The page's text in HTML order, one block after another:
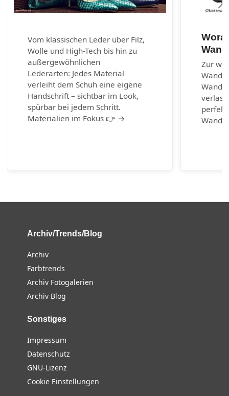
Vom klassischen Leder über Filz,
Wolle und High-Tech bis hin zu
außergewöhnlichen
Lederarten: Jedes Material
verleiht dem Schuh eine eigene
Handschrift – sichtbar im Look,
spürbar bei jedem Schritt.
Materialien im Fokus 👉 →
Zur
perfekt
Archiv/Trends/Blog
Archiv
Farbtrends
Archiv Fotogalerien
Archiv Blog
Sonstiges
Impressum
Datenschutz
GNU-Lizenz
Cookie Einstellungen